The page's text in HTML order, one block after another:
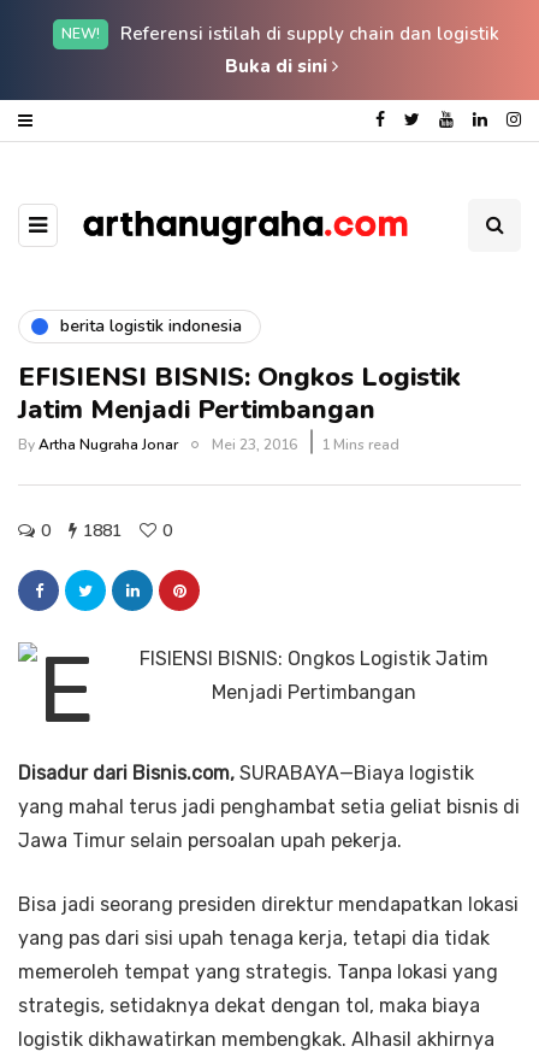
NEW!
Referensi istilah di supply chain dan logistik
Buka di sini
berita logistik indonesia
EFISIENSI BISNIS: Ongkos Logistik
Jatim Menjadi Pertimbangan
ByArtha Nugraha Jonar Mei 23, 2016 1 Mins read
0 1881 0
Disadur dari Bisnis.com, SURABAYA—Biaya logistik
yang mahal terus jadi penghambat setia geliat bisnis di
Jawa Timur selain persoalan upah pekerja.
Bisa jadi seorang presiden direktur mendapatkan lokasi
yang pas dari sisi upah tenaga kerja, tetapi dia tidak
memeroleh tempat yang strategis. Tanpa lokasi yang
strategis, setidaknya dekat dengan tol, maka biaya
logistik dikhawatirkan membengkak. Alhasil akhirnya